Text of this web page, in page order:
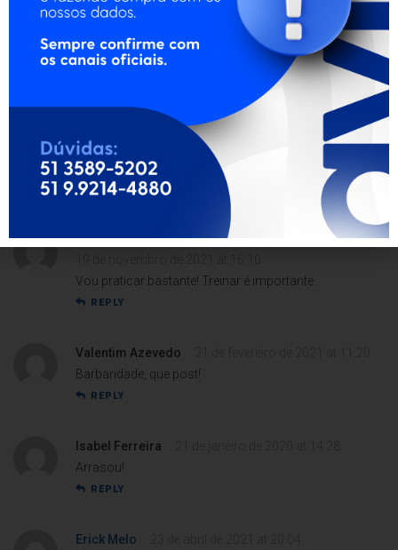
12 de dezembro de 2024 at 09:26
Muito bom! Adorei.
Abraços,
Jade Castro
2 de outubro de 2022 at 16:14
Adorei! Post interessante.
REPLY
Luiz Gustavo Costela
Vou praticar bastante! Treinar é importante.
REPLY
Valentim Azevedo
Barbaridade, que post!
REPLY
Isabel Ferreira
Arrasou!
REPLY
Erick Melo